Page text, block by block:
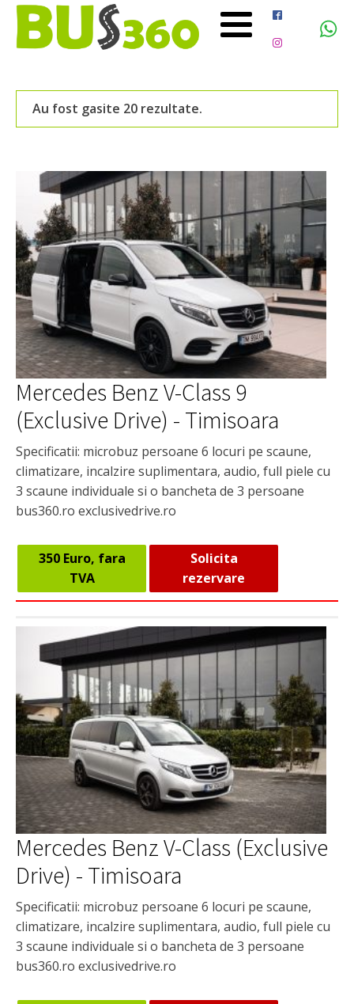
Au fost gasite 20 rezultate.
Mercedes Benz V-Class 9
(Exclusive Drive) - Timisoara
Specificatii: microbuz persoane 6 locuri pe scaune,
climatizare, incalzire suplimentara, audio, full piele cu
3 scaune individuale si o bancheta de 3 persoane
bus360.ro exclusivedrive.ro
350 Euro, fara
TVA
Solicita
rezervare
Mercedes Benz V-Class (Exclusive
Drive) - Timisoara
Specificatii: microbuz persoane 6 locuri pe scaune,
climatizare, incalzire suplimentara, audio, full piele cu
3 scaune individuale si o bancheta de 3 persoane
bus360.ro exclusivedrive.ro